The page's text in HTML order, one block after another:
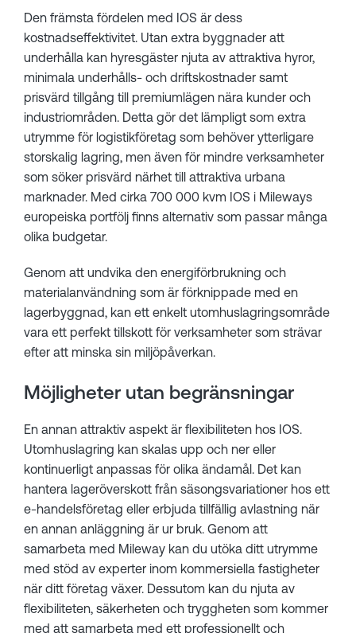
Den främsta fördelen med IOS är dess
kostnadseffektivitet. Utan extra byggnader att
underhålla kan hyresgäster njuta av attraktiva hyror,
minimala underhålls- och driftskostnader samt
prisvärd tillgång till premiumlägen nära kunder och
industriområden. Detta gör det lämpligt som extra
utrymme för logistikföretag som behöver ytterligare
storskalig lagring, men även för mindre verksamheter
som söker prisvärd närhet till attraktiva urbana
marknader. Med cirka 700 000 kvm IOS i Mileways
europeiska portfölj finns alternativ som passar många
olika budgetar.
Genom att undvika den energiförbrukning och
materialanvändning som är förknippade med en
lagerbyggnad, kan ett enkelt utomhuslagringsområde
vara ett perfekt tillskott för verksamheter som strävar
efter att minska sin miljöpåverkan.
Möjligheter utan begränsningar
En annan attraktiv aspekt är flexibiliteten hos IOS.
Utomhuslagring kan skalas upp och ner eller
kontinuerligt anpassas för olika ändamål. Det kan
hantera lageröverskott från säsongsvariationer hos ett
e-handelsföretag eller erbjuda tillfällig avlastning när
en annan anläggning är ur bruk. Genom att
samarbeta med Mileway kan du utöka ditt utrymme
med stöd av experter inom kommersiella fastigheter
när ditt företag växer. Dessutom kan du njuta av
flexibiliteten, säkerheten och tryggheten som kommer
med att samarbeta med ett professionellt och